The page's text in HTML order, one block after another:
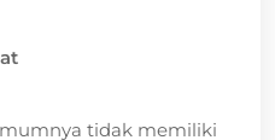
tidak memiliki